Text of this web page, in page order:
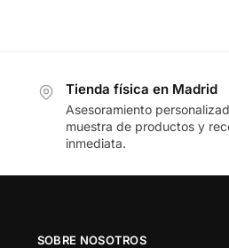
Tienda física en Madrid
Asesoramiento
muestra de productos y
inmediata.
SOBRE NOSOTROS